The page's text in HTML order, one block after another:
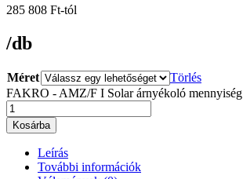
285 808 Ft-tól
/db
Méret
Törlés
FAKRO - AMZ/F I Solar árnyékoló mennyiség
Kosárba
Leírás
További információk